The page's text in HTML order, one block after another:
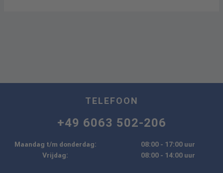
TELEFOON
+49 6063 502-206
Maandag t/m donderdag:
08:00 - 17:00 uur
Vrijdag:
08:00 - 14:00 uur